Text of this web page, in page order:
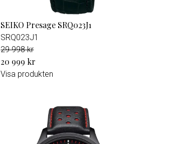
SEIKO Presage SRQ023J1
SRQ023J1
29 998 kr
20 999 kr
Visa produkten